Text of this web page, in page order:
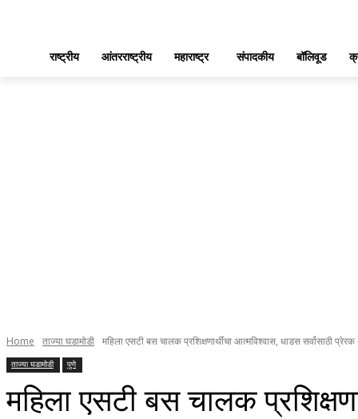
राष्ट्रीय आंतरराष्ट्रीय महाराष्ट्र संपादकीय बॉलिवूड
Home ताज्या घडामोडी महिला एसटी बस चालक प्रशिक्षणार्थींचा आत्मविश्वास, धाडस सर्वांसाठी प्रेरक
ताज्या घडामोडी पुणे
महिला एसटी बस चालक